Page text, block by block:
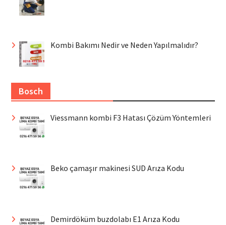
Kombi Bakımı Nedir ve Neden Yapılmalıdır?
Bosch
Viessmann kombi F3 Hatası Çözüm Yöntemleri
Beko çamaşır makinesi SUD Arıza Kodu
Demirdöküm buzdolabı E1 Arıza Kodu